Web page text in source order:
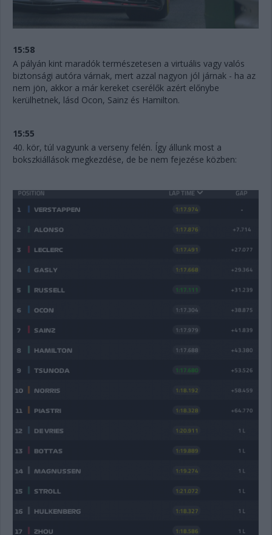
15:58
A pályán kint maradók természetesen a virtuális vagy valós
biztonsági autóra várnak, mert azzal nagyon jól járnak - ha az
nem jön, akkor a már kereket cserélők azért előnybe
kerülhetnek, lásd Ocon, Sainz és Hamilton.
15:55
40. kör, túl vagyunk a verseny felén. Így állunk most a
bokszkiállások megkezdése, de be nem fejezése közben: